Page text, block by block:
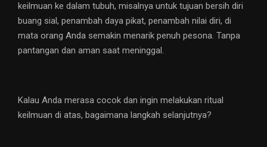
keilmuan ke dalam tubuh, misalnya untuk tujuan bersih diri
buang sial, penambah daya pikat, penambah nilai diri, di
mata orang Anda semakin menarik penuh pesona. Tanpa
pantangan dan aman saat meninggal.
Kalau Anda merasa cocok dan ingin melakukan ritual
keilmuan di atas, bagaimana langkah selanjutnya?